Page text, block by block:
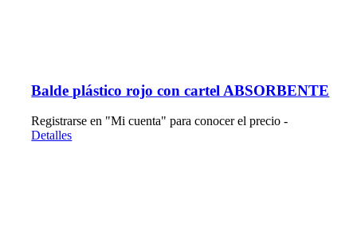
Balde plástico rojo con cartel ABSORBENTE
Registrarse en "Mi cuenta" para conocer el precio -
Detalles